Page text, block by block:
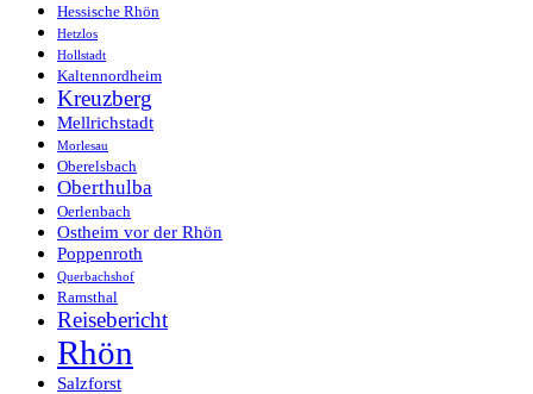
Hessische Rhön
Hetzlos
Hollstadt
Kaltennordheim
Kreuzberg
Mellrichstadt
Morlesau
Oberelsbach
Oberthulba
Oerlenbach
Ostheim vor der Rhön
Poppenroth
Querbachshof
Ramsthal
Reisebericht
Rhön
Salzforst